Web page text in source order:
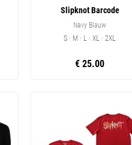
Slipknot Barcode
Navy Blauw
S · M · L · XL · 2XL
€ 25.00